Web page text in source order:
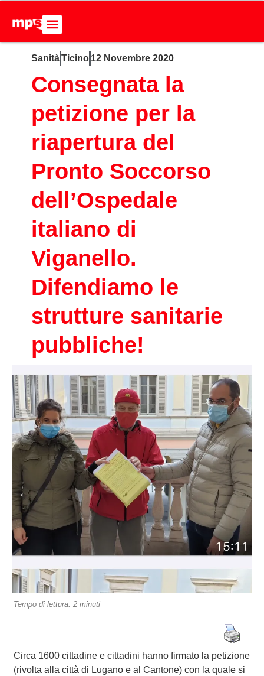
SanitàTicino 12 Novembre 2020
Consegnata la
petizione per la
riapertura del
Pronto Soccorso
dell’Ospedale
italiano di
Viganello.
Difendiamo le
strutture sanitarie
pubbliche!
Tempo di lettura: 2 minuti
Circa 1600 cittadine e cittadini hanno firmato la petizione
(rivolta alla città di Lugano e al Cantone) con la quale si